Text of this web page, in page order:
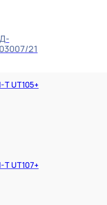
21
UT105+
UT107+